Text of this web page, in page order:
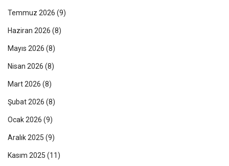
Temmuz 2026 (9)
Haziran 2026 (8)
Mayıs 2026 (8)
Nisan 2026 (8)
Mart 2026 (8)
Şubat 2026 (8)
Ocak 2026 (9)
Aralık 2025 (9)
Kasım 2025 (11)